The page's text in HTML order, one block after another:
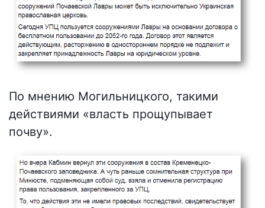
По мнению Могильницкого, такими
действиями «власть прощупывает
почву».